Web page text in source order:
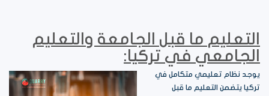
التعليم ما قبل الجامعة والتعليم
الجامعي في تركيا:
يوجد نظام تعليمي متكامل في
تركيا يتضمن التعليم ما قبل